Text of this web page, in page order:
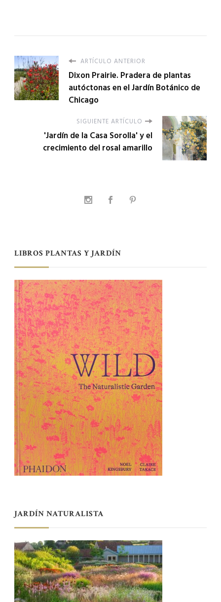
ARTÍCULO ANTERIOR
Dixon Prairie. Pradera de plantas
autóctonas en el Jardín Botánico de
Chicago
SIGUIENTE ARTÍCULO
'Jardín de la Casa Sorolla' y el
crecimiento del rosal amarillo
LIBROS PLANTAS Y JARDÍN
JARDÍN NATURALISTA